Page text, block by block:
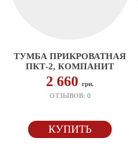
ТУМБА ПРИКРОВАТНАЯ
ПКТ-2, КОМПАНИТ
2 660грн.
ОТЗЫВОВ: 0
КУПИТЬ